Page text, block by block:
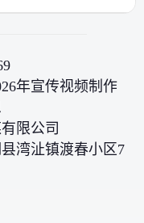
年宣传视频制作
限公司
湾沚镇渡春小区7